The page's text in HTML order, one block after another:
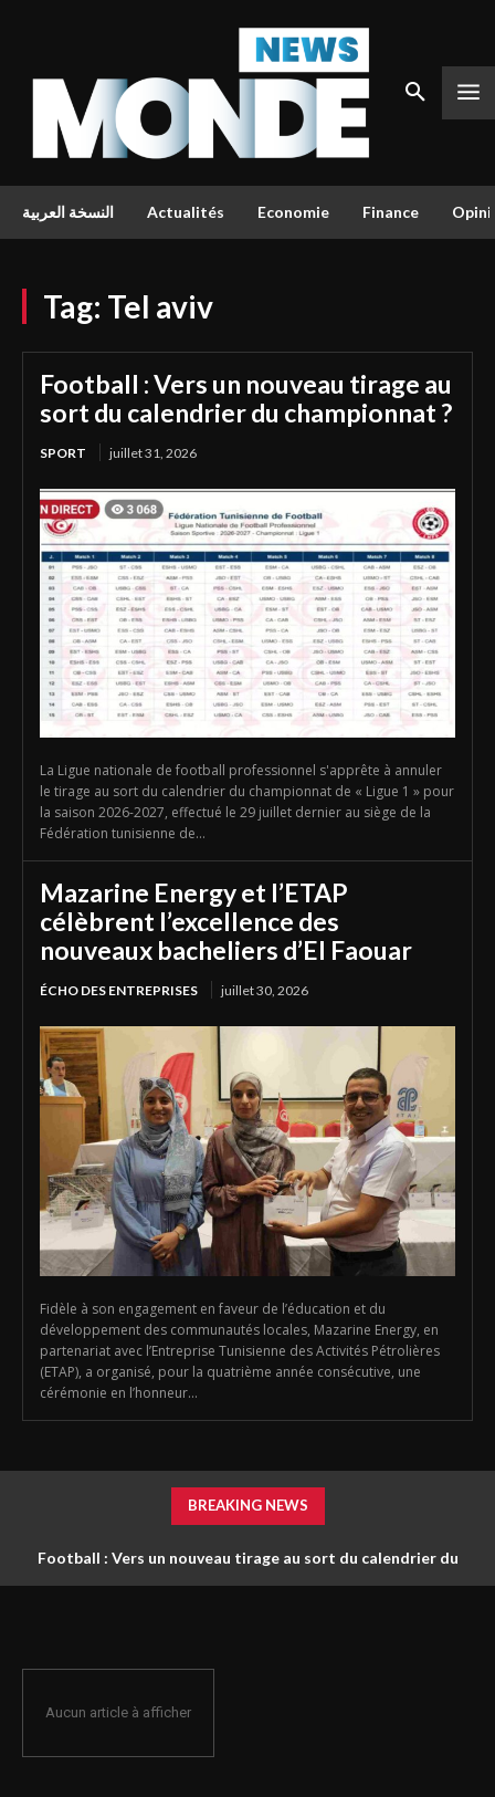
النسخة العربية Actualités Economie Finance
Tag: Tel aviv
Football : Vers un nouveau tirage au
sort du calendrier du championnat ?
SPORT juillet 31, 2026
La Ligue nationale de football professionnel s'apprête à annuler
le tirage au sort du calendrier du championnat de « Ligue 1 » pour
la saison 2026-2027, effectué le 29 juillet dernier au siège de la
Fédération tunisienne de...
Mazarine Energy et l’ETAP
célèbrent l’excellence des
nouveaux bacheliers d’El Faouar
ÉCHO DES ENTREPRISES juillet 30, 2026
Fidèle à son engagement en faveur de l’éducation et du
développement des communautés locales, Mazarine Energy, en
partenariat avec l’Entreprise Tunisienne des Activités Pétrolières
(ETAP), a organisé, pour la quatrième année consécutive, une
cérémonie en l’honneur...
BREAKING NEWS
Football : Vers un nouveau tirage au sort du calendrier du
Aucun article à afficher